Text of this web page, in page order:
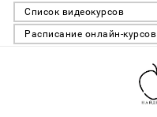
Список видеокурсов
Расписание онлайн-курсов